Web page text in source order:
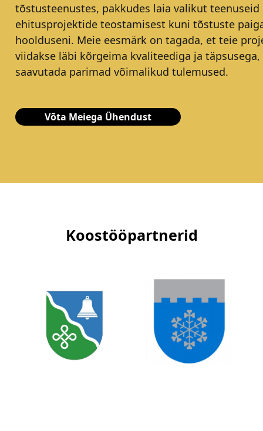
tõstusteenustes, pakkudes laia valikut teenuseid
ehitusprojektide teostamisest kuni tõstuste
hoolduseni. Meie eesmärk on tagada, et teie
viidakse läbi kõrgeima kvaliteediga ja täpsusega,
saavutada parimad võimalikud tulemused.
Võta Meiega Ühendust
Koostööpartnerid